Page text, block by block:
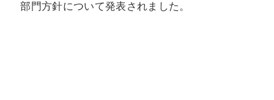
部門方針について発表されました。